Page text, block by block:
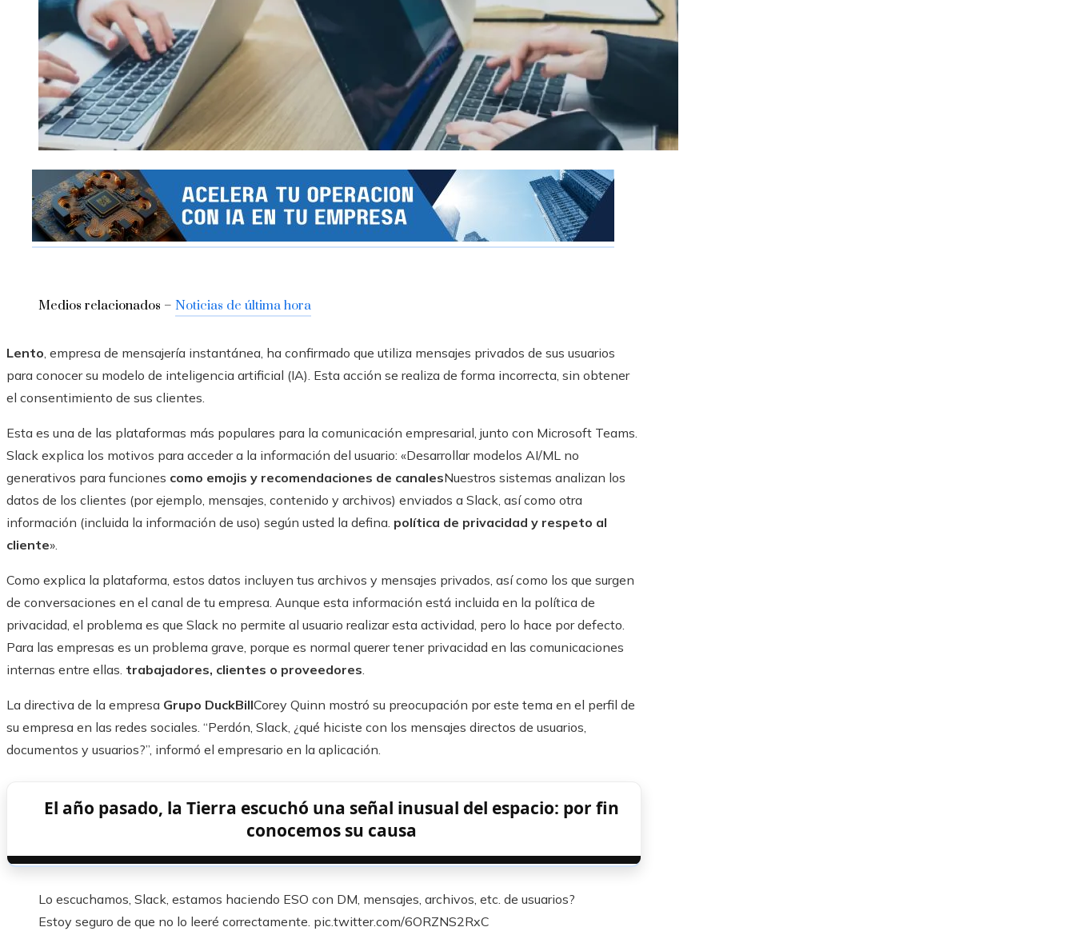
Medios relacionados – Noticias de última hora
Lento, empresa de mensajería instantánea, ha confirmado que utiliza mensajes privados de sus usuarios
para conocer su modelo de inteligencia artificial (IA). Esta acción se realiza de forma incorrecta, sin obtener
el consentimiento de sus clientes.
Esta es una de las plataformas más populares para la comunicación empresarial, junto con Microsoft Teams.
Slack explica los motivos para acceder a la información del usuario: «Desarrollar modelos AI/ML no
generativos para funciones como emojis y recomendaciones de canalesNuestros sistemas analizan los
datos de los clientes (por ejemplo, mensajes, contenido y archivos) enviados a Slack, así como otra
información (incluida la información de uso) según usted la defina. política de privacidad y respeto al
cliente».
Como explica la plataforma, estos datos incluyen tus archivos y mensajes privados, así como los que surgen
de conversaciones en el canal de tu empresa. Aunque esta información está incluida en la política de
privacidad, el problema es que Slack no permite al usuario realizar esta actividad, pero lo hace por defecto.
Para las empresas es un problema grave, porque es normal querer tener privacidad en las comunicaciones
internas entre ellas. trabajadores, clientes o proveedores.
La directiva de la empresa Grupo DuckBillCorey Quinn mostró su preocupación por este tema en el perfil de
su empresa en las redes sociales. “Perdón, Slack, ¿qué hiciste con los mensajes directos de usuarios,
documentos y usuarios?”, informó el empresario en la aplicación.
El año pasado, la Tierra escuchó una señal inusual del espacio: por fin
conocemos su causa
Lo escuchamos, Slack, estamos haciendo ESO con DM, mensajes, archivos, etc. de usuarios?
Estoy seguro de que no lo leeré correctamente. pic.twitter.com/6ORZNS2RxC